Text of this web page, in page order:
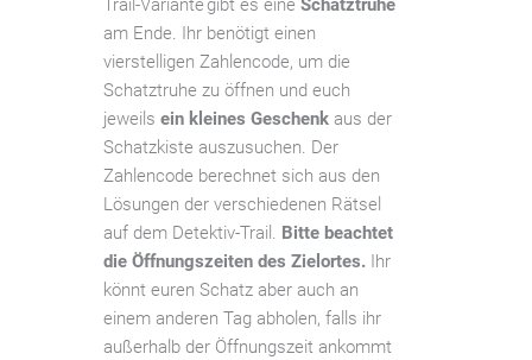
Trail-Variante gibt es eine Schatztruhe
am Ende. Ihr benötigt einen
vierstelligen Zahlencode, um die
Schatztruhe zu öffnen und euch
jeweils ein kleines Geschenk aus der
Schatzkiste auszusuchen. Der
Zahlencode berechnet sich aus den
Lösungen der verschiedenen Rätsel
auf dem Detektiv-Trail. Bitte beachtet
die Öffnungszeiten des Zielortes. Ihr
könnt euren Schatz aber auch an
einem anderen Tag abholen, falls ihr
außerhalb der Öffnungszeit ankommt